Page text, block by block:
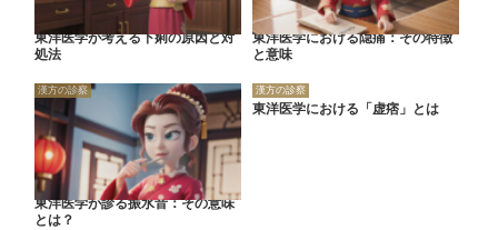
東洋医学が考える下痢の原因と対
処法
東洋医学における隠痛：その特徴
と意味
漢方の診察
東洋医学が診る振水音：その意味
とは？
漢方の診察
東洋医学における「虚痞」とは